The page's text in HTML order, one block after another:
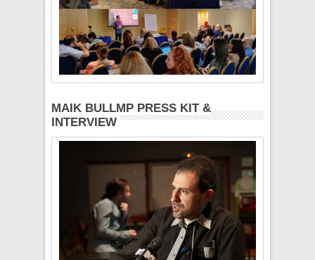
MAIK BULLMP PRESS KIT &
INTERVIEW